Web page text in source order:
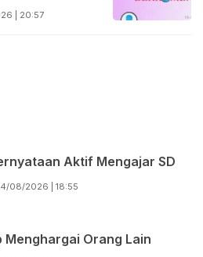
| 20:57
Aktif Mengajar SD
08/2026 | 18:55
Menghargai Orang Lain